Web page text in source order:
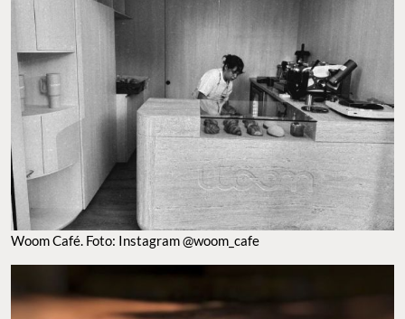
WOOM CAFÉ. FOTO: INSTAGRAM @WOOM_CAFE